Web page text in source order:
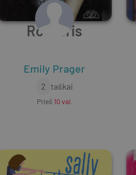
Rodžeris
Emily Prager
2 taškai
Prieš 10 val.